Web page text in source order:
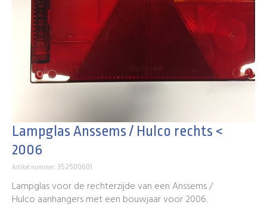
Lampglas Anssems / Hulco rechts <
2006
Artikel nummer: 352500601
Lampglas voor de rechterzijde van een Anssems /
Hulco aanhangers met een bouwjaar voor 2006.